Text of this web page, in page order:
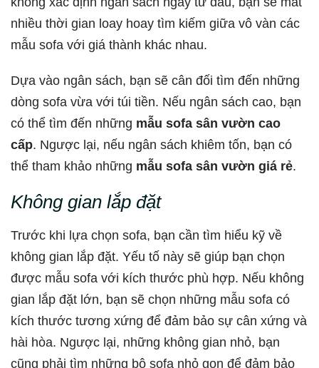
nhiều thời gian loay hoay tìm kiếm giữa vô vàn các
mẫu sofa với giá thành khác nhau.
Dựa vào ngân sách, bạn sẽ cân đối tìm đến những
dòng sofa vừa với túi tiền. Nếu ngân sách cao, bạn
có thể tìm đến những mẫu sofa sân vườn cao
cấp. Ngược lại, nếu ngân sách khiêm tốn, bạn có
thể tham khảo những mẫu sofa sân vườn giá rẻ.
Không gian lắp đặt
Trước khi lựa chọn sofa, bạn cần tìm hiểu kỹ về
không gian lắp đặt. Yếu tố này sẽ giúp bạn chọn
được mẫu sofa với kích thước phù hợp. Nếu không
gian lắp đặt lớn, bạn sẽ chọn những mẫu sofa có
kích thước tương xứng để đảm bảo sự cân xứng và
hài hòa. Ngược lại, những không gian nhỏ, bạn
cũng phải tìm những bộ sofa nhỏ gọn để đảm bảo